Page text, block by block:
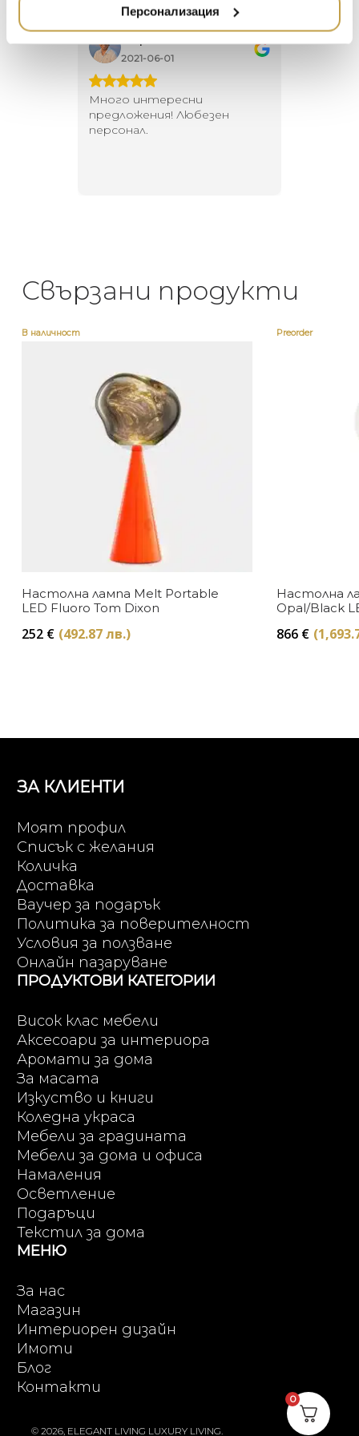
Персонализация
2021-06-01
Много интересни
предложения! Любезен
персонал.
Свързани продукти
В наличност
Настолна лампа Melt Portable
LED Fluoro Tom Dixon
252 € (492.87 лв.)
Preorder
Настолна
Opal/Black
866 €
ЗА КЛИЕНТИ
Моят профил
Списък с желания
Количка
Доставка
Ваучер за подарък
Политика за поверителност
Условия за ползване
Онлайн пазаруване
ПРОДУКТОВИ КАТЕГОРИИ
Висок клас мебели
Аксесоари за интериора
Аромати за дома
За масата
Изкуство и книги
Коледна украса
Мебели за градината
Мебели за дома и офиса
Намаления
Осветление
Подаръци
Текстил за дома
МЕНЮ
За нас
Магазин
Интериорен дизайн
Имоти
Блог
Контакти
© 2026, ELEGANT LIVING LUXURY LIVING.
ZUIVER
DUTCHBONE
0